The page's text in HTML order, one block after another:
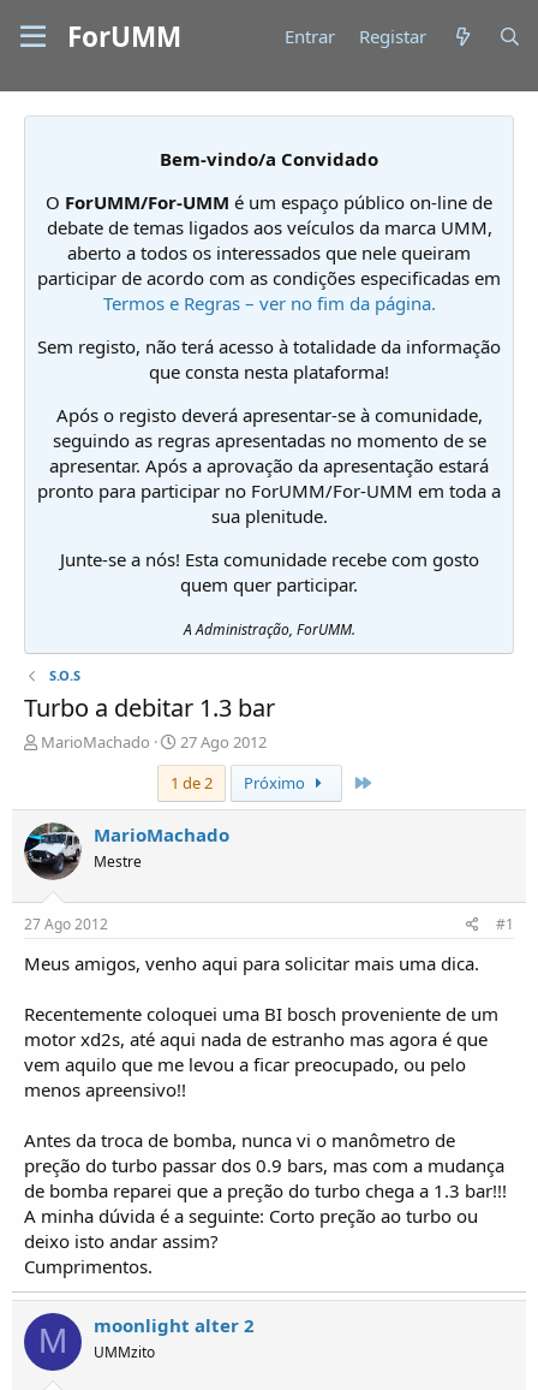
ForUMM Entrar Registar
Bem-vindo/a Convidado
O ForUMM/For-UMM é um espaço público on-line de
debate de temas ligados aos veículos da marca UMM,
aberto a todos os interessados que nele queiram
participar de acordo com as condições especificadas em
Termos e Regras – ver no fim da página.
Sem registo, não terá acesso à totalidade da informação
que consta nesta plataforma!
Após o registo deverá apresentar-se à comunidade,
seguindo as regras apresentadas no momento de se
apresentar. Após a aprovação da apresentação estará
pronto para participar no ForUMM/For-UMM em toda a
sua plenitude.
Junte-se a nós! Esta comunidade recebe com gosto
quem quer participar.
A Administração, ForUMM.
S.O.S
Turbo a debitar 1.3 bar
I
c
i
a
d
r
d
e
p
i
c
o
MarioMachado
D
a
t
a
d
e
i
27 Ago 2012
1 de 2
Próximo
MarioMachado
Mestre
27 Ago 2012 #1
Meus amigos, venho aqui para solicitar mais uma dica.
Recentemente coloquei uma BI bosch proveniente de um
motor xd2s, até aqui nada de estranho mas agora é que
vem aquilo que me levou a ficar preocupado, ou pelo
menos apreensivo!!
Antes da troca de bomba, nunca vi o manômetro de
preção do turbo passar dos 0.9 bars, mas com a mudança
de bomba reparei que a preção do turbo chega a 1.3 bar!!!
A minha dúvida é a seguinte: Corto preção ao turbo ou
deixo isto andar assim?
Cumprimentos.
M moonlight alter 2
UMMzito